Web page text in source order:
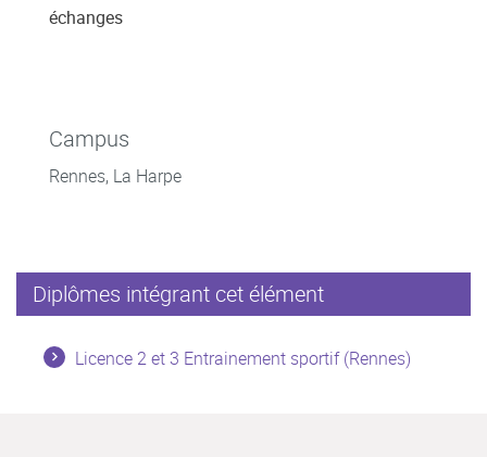
échanges
Campus
Rennes, La Harpe
Diplômes intégrant cet élément
Licence 2 et 3 Entrainement sportif (Rennes)